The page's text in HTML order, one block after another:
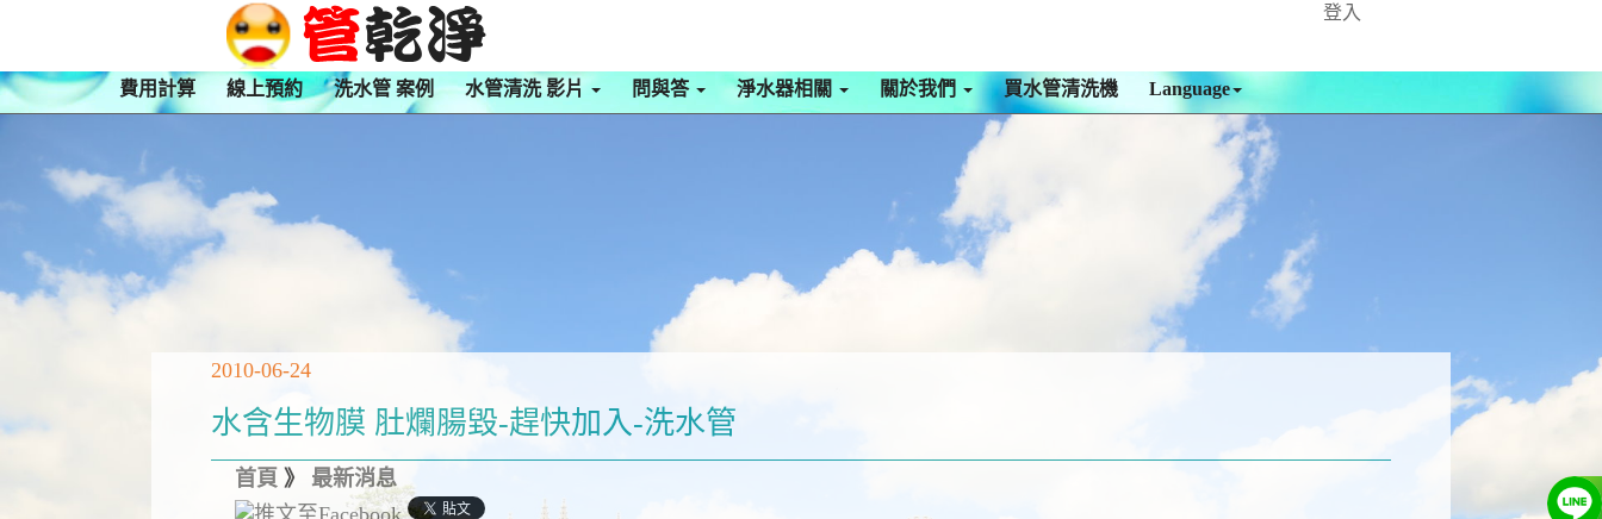
登入
費用計算 線上預約 洗水管 案例 水管清洗 影片 問與答 淨水器相關 關於我們 買水管清洗機 Language
2010-06-24
水含生物膜 肚爛腸毀-趕快加入-洗水管
首頁 》 最新消息